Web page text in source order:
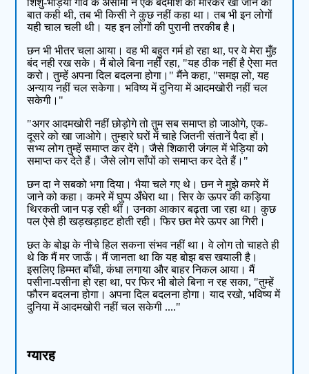
शिशु-भेड़िया गाँव के असामी ने एक बदमाश को मारकर खा जाने की
बात कही थी, तब भी किसी ने कुछ नहीं कहा था। तब भी इन लोगों
यही चाल चली थी। यह इन लोगों की पुरानी तरकीब है।
छन भी भीतर चला आया। वह भी बहुत गर्म हो रहा था, पर वे मेरा मुँह
बंद नही रख सके। मैं बोले बिना नहीं रहा, "यह ठीक नहीं है ऐसा मत
करो। तुम्हें अपना दिल बदलना होगा।" मैंने कहा, "समझ लो, यह
अन्याय नहीं चल सकेगा। भविष्य में दुनिया में आदमखोरी नहीं चल
सकेगी।"
"अगर आदमखोरी नहीं छोड़ोगे तो तुम सब समाप्त हो जाओगे, एक-
दूसरे को खा जाओगे। तुम्हारे घरों में चाहे जितनी संतानें पैदा हों।
सभ्य लोग तुम्हें समाप्त कर देंगे। जैसे शिकारी जंगल में भेड़िया को
समाप्त कर देते हैं। जैसे लोग साँपों को समाप्त कर देते हैं।"
छन दा ने सबको भगा दिया। भैया चले गए थे। छन ने मुझे कमरे में
जाने को कहा। कमरे में घुप्प अँधेरा था। सिर के ऊपर की कड़िया
थिरकती जान पड़ रही थीं। उनका आकार बढ़ता जा रहा था। कुछ
पल ऐसे ही खड़खड़ाहट होती रही। फिर छत मेरे ऊपर आ गिरी।
छत के बोझ के नीचे हिल सकना संभव नहीं था। वे लोग तो चाहते ही
थे कि मैं मर जाऊँ। मैं जानता था कि यह बोझ बस खयाली है।
इसलिए हिम्मत बाँधी, कंधा लगाया और बाहर निकल आया। मैं
पसीना-पसीना हो रहा था, पर फिर भी बोले बिना न रह सका, "तुम्हें
फौरन बदलना होगा। अपना दिल बदलना होगा। याद रखो, भविष्य में
दुनिया में आदमखोरी नहीं चल सकेगी ...."
ग्यारह